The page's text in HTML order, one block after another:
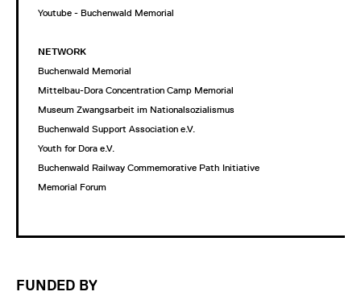
Youtube - Buchenwald Memorial
NETWORK
Buchenwald Memorial
Mittelbau-Dora Concentration Camp Memorial
Museum Zwangsarbeit im Nationalsozialismus
Buchenwald Support Association e.V.
Youth for Dora e.V.
Buchenwald Railway Commemorative Path Initiative
Memorial Forum
FUNDED BY